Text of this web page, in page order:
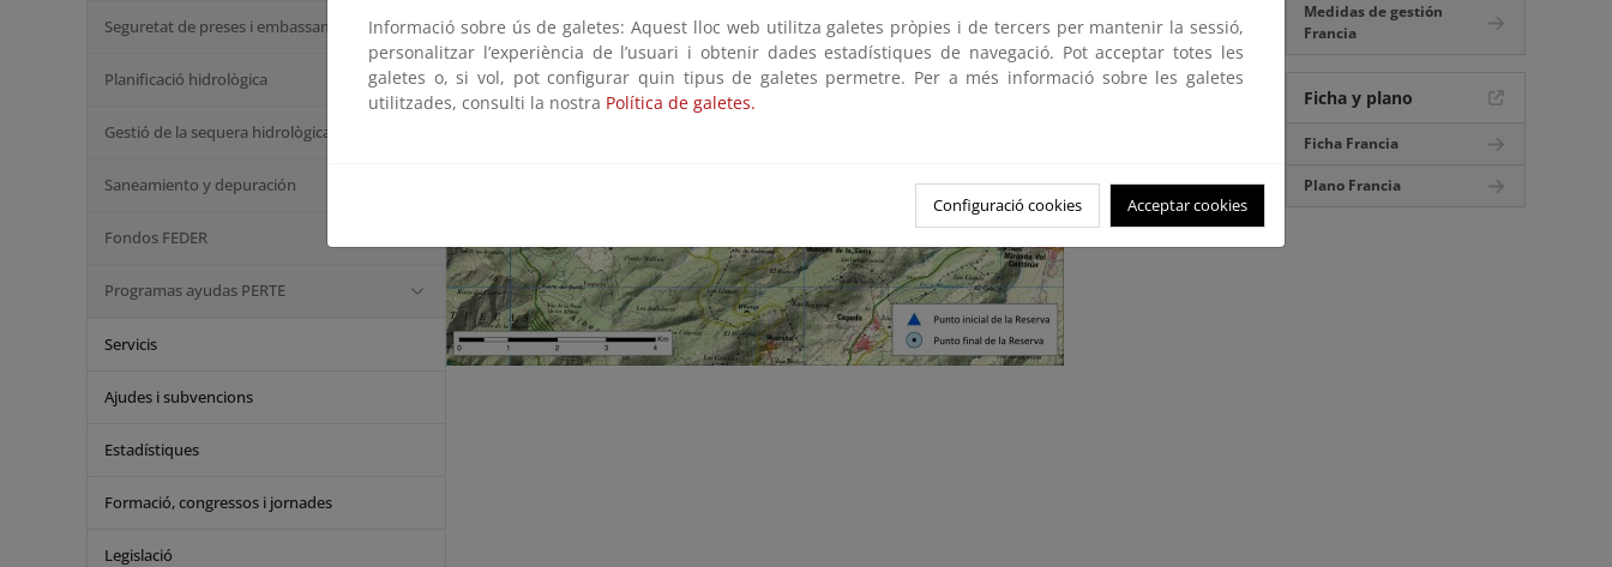
Seguretat de preses i embassaments
Planificació hidrològica
Gestió de la sequera hidrològica
Saneamiento y depuración
Fondos FEDER
Programas ayudas PERTE
Servicis
Ajudes i subvencions
Estadístiques
Formació, congressos i jornades
Legislació
Medidas de gestión
Francia
Ficha y plano
Ficha Francia
Plano Francia
Informació sobre ús de galetes: Aquest lloc web utilitza galetes pròpies i de tercers per mantenir la sessió,
personalitzar l’experiència de l’usuari i obtenir dades estadístiques de navegació. Pot acceptar totes les
galetes o, si vol, pot configurar quin tipus de galetes permetre. Per a més informació sobre les galetes
utilitzades, consulti la nostra Política de galetes.
Configuració cookies Acceptar cookies